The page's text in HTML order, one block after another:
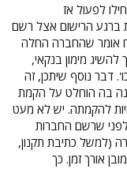
לפעול אז
הרישום אצל רשם
אומר שהחברה החלה
להשיג מימון בנקאי,
דבר נוסף שיתכן, זה
היא השנה בה הוחלט על הקמת
להקמתה. יש לא מעט
שרשם החברות
(למשל כתיבת תקנון,
אורך זמן. כך